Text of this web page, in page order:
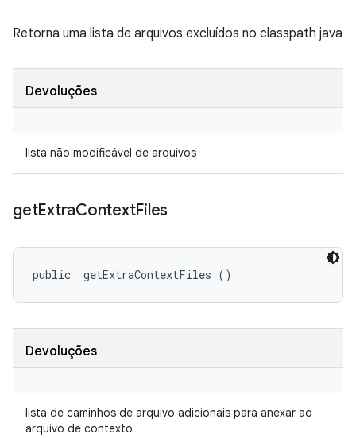
Retorna uma lista de arquivos excluídos no classpath java
Devoluções
lista não modificável de arquivos
getExtraContextFiles
public getExtraContextFiles ()
Devoluções
lista de caminhos de arquivo adicionais para anexar ao
arquivo de contexto